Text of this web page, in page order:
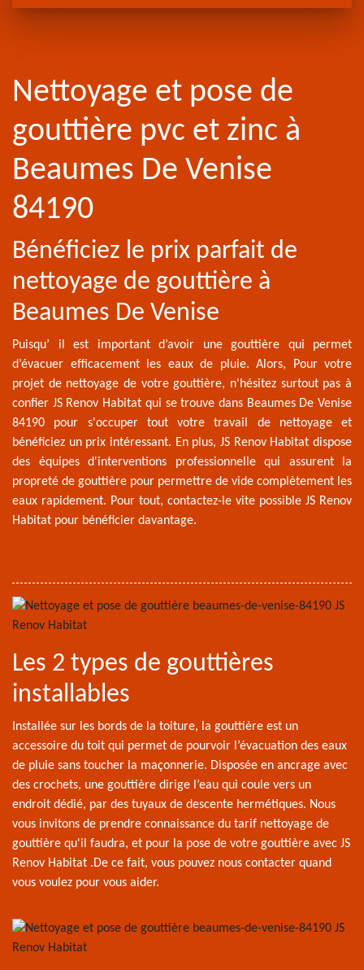
Nettoyage et pose de
gouttière pvc et zinc à
Beaumes De Venise
84190
Bénéficiez le prix parfait de
nettoyage de gouttière à
Beaumes De Venise
Puisqu’ il est important d’avoir une gouttière qui permet
d’évacuer efficacement les eaux de pluie. Alors, Pour votre
projet de nettoyage de votre gouttière, n'hésitez surtout pas à
confier JS Renov Habitat qui se trouve dans Beaumes De Venise
84190 pour s'occuper tout votre travail de nettoyage et
bénéficiez un prix intéressant. En plus, JS Renov Habitat dispose
des équipes d'interventions professionnelle qui assurent la
propreté de gouttière pour permettre de vide complètement les
eaux rapidement. Pour tout, contactez-le vite possible JS Renov
Habitat pour bénéficier davantage.
Les 2 types de gouttières
installables
Installée sur les bords de la toiture, la gouttière est un
accessoire du toit qui permet de pourvoir l’évacuation des eaux
de pluie sans toucher la maçonnerie. Disposée en ancrage avec
des crochets, une gouttière dirige l’eau qui coule vers un
endroit dédié, par des tuyaux de descente hermétiques. Nous
vous invitons de prendre connaissance du tarif nettoyage de
gouttière qu'il faudra, et pour la pose de votre gouttière avec JS
Renov Habitat .De ce fait, vous pouvez nous contacter quand
vous voulez pour vous aider.